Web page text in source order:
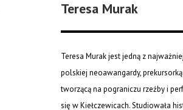
Teresa Murak
Teresa Murak jest jedną z
polskiej neoawangardy,
tworzącą na pograniczu rzeźby i
się w Kiełczewicach. Studiowała